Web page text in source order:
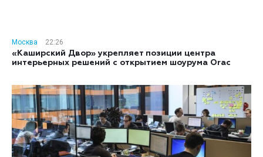
Москва
22:26
«Каширский Двор» укрепляет позиции центра
интерьерных решений с открытием шоурума Orac